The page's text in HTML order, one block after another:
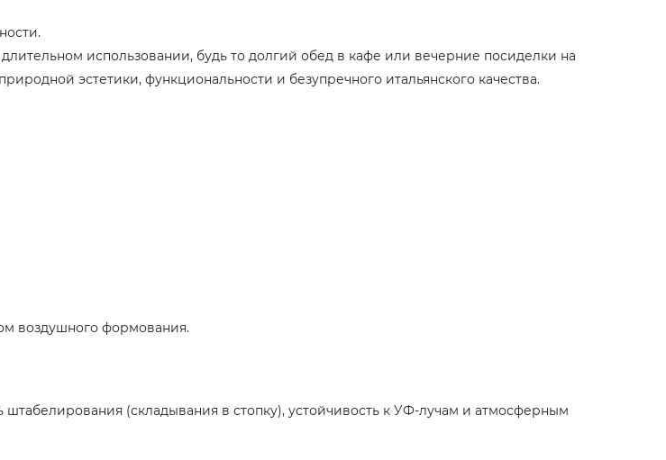
использовании, будь то долгий обед в кафе или вечерние посиделки на
эстетики, функциональности и безупречного итальянского качества.
воздушного формования.
(складывания в стопку), устойчивость к УФ-лучам и атмосферным